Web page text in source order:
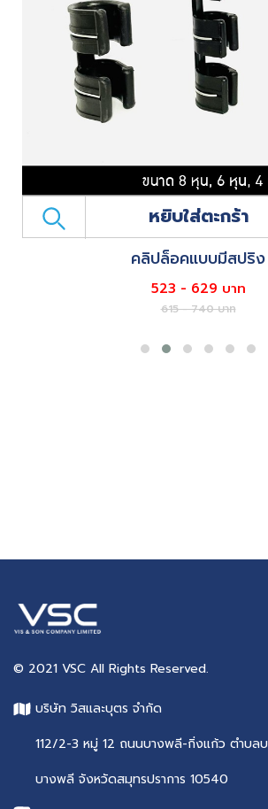
หยิบใส่ตะกร้า
คลิปล็อคแบบมีสปริง
523 - 629 บาท
615 - 740 บาท
© 2021 VSC All Rights Reserved.
บริษัท วิสและบุตร จำกัด
112/2-3 หมู่ 12 ถนนบางพลี-กิ่งแก้ว ตำบล
บางพลี จังหวัดสมุทรปราการ 10540